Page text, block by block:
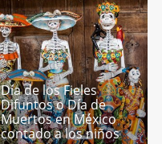
Día de los Fieles
Difuntos o Día de
Muertos en México
contado a los niños